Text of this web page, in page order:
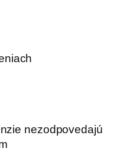
nezodpovedajú